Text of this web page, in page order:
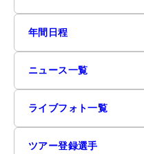
年間日程
ニュース一覧
ライブフォト一覧
ツアー登録選手